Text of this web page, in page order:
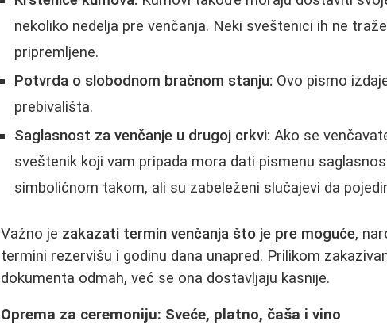
nekoliko nedelja pre venčanja. Neki sveštenici ih ne
pripremljene.
Potvrda o slobodnom bračnom stanju: Ovo pismo
prebivališta.
Saglasnost za venčanje u drugoj crkvi: Ako se
sveštenik koji vam pripada mora dati pismenu
simboličnom takom, ali su zabeleženi slučajevi da
Važno je zakazati termin venčanja što je pre moguće,
termini rezervišu i godinu dana unapred. Prilikom
dokumenta odmah, već se ona dostavljaju kasnije.
Oprema za ceremoniju: Sveće, platno, čaša i vino